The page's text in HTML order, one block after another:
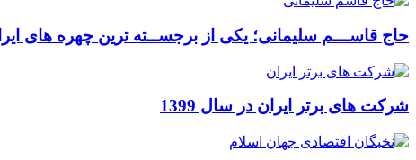
حاج قاســـم سلیمانی؛ یکی از برجســته ترین چهره های
شرکت های برتر ایران در سال 1399